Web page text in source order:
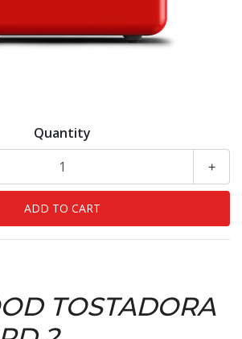
Quantity
+
TOSTADORA